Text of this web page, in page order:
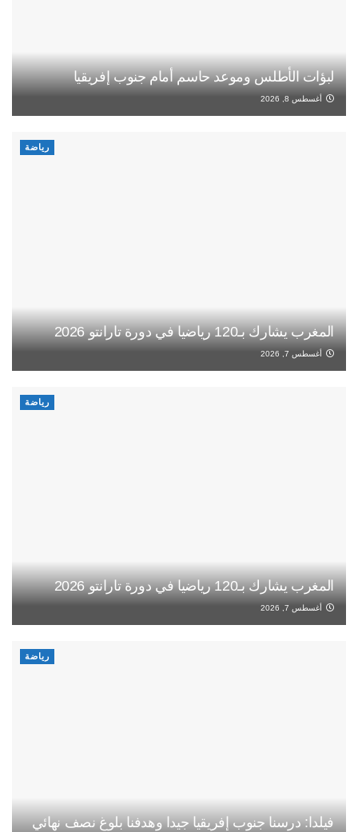
لبؤات الأطلس وموعد حاسم أمام جنوب إفريقيا
أغسطس 8, 2026
رياضة
المغرب يشارك بـ120 رياضيا في دورة تارانتو 2026
أغسطس 7, 2026
رياضة
المغرب يشارك بـ120 رياضيا في دورة تارانتو 2026
أغسطس 7, 2026
رياضة
فيلدا: درسنا جنوب إفريقيا جيدا وهدفنا بلوغ نصف نهائي